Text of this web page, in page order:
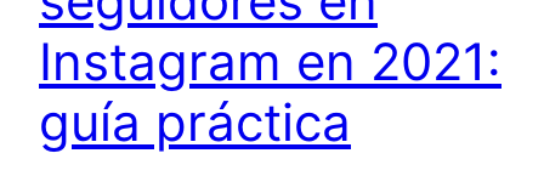
Instagram en 2021:
guía práctica